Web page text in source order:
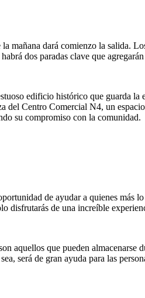
mañana dará comienzo la salida.
dos paradas clave que
edificio histórico que guarda
del Centro Comercial N4, un
su compromiso con la comunidad.
de ayudar a quienes
disfrutarás de una increíble
aquellos que pueden
será de gran ayuda para las